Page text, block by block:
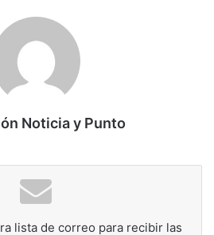
Noticia y Punto
lista de correo para recibir las